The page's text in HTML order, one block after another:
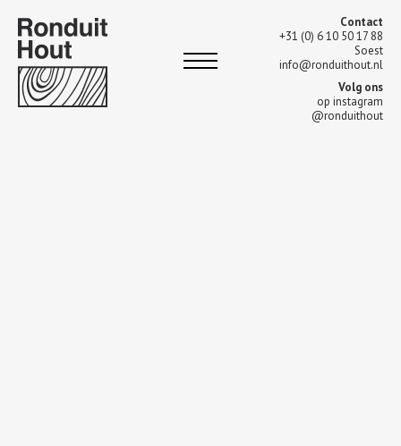
Contact
+31 (0) 6 10 50 17 88
Soest
info@ronduithout.nl
Volg ons
op instagram
@ronduithout